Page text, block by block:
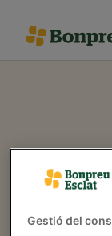
Gestió del